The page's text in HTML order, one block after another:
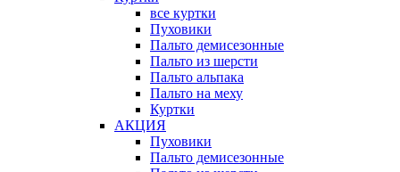
все куртки
Пуховики
Пальто демисезонные
Пальто из шерсти
Пальто альпака
Пальто на меху
Куртки
АКЦИЯ
Пуховики
Пальто демисезонные